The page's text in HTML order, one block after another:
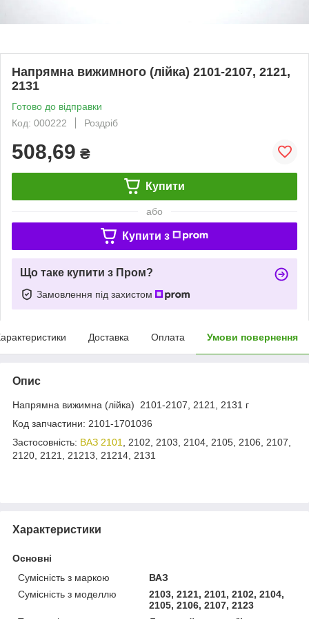
Напрямна вижимного (лійка) 2101-2107, 2121,
2131
Готово до відправки
Код: 000222
Роздріб
508,69 ₴
Купити
або
Купити з
Що таке купити з Пром?
Замовлення під захистом
Доставка Оплата Умови повернення
Опис
Напрямна вижимна (лійка) 2101-2107, 2121, 2131 г
Код запчастини: 2101-1701036
Застосовність: ВАЗ 2101
, 2102, 2103, 2104, 2105, 2106, 2107,
2120, 2121, 21213, 21214, 2131
Характеристики
Основні
Сумісність з маркою
ВАЗ
Сумісність з моделлю
2103, 2121, 2101, 2102, 2104,
2105, 2106, 2107, 2123